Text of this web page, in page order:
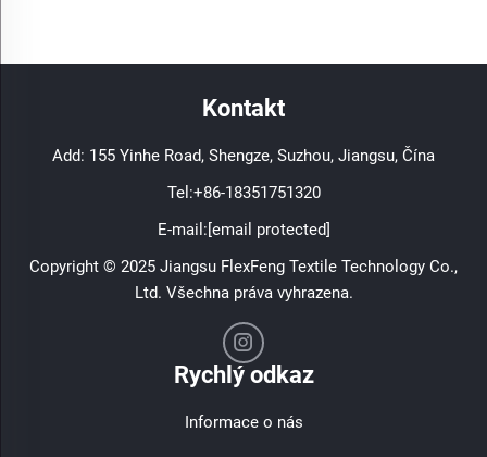
Kontakt
Add: 155 Yinhe Road, Shengze, Suzhou, Jiangsu, Čína
Tel:+86-18351751320
E-mail:[email protected]
Copyright © 2025 Jiangsu FlexFeng Textile Technology Co.,
Ltd. Všechna práva vyhrazena.
Rychlý odkaz
Informace o nás